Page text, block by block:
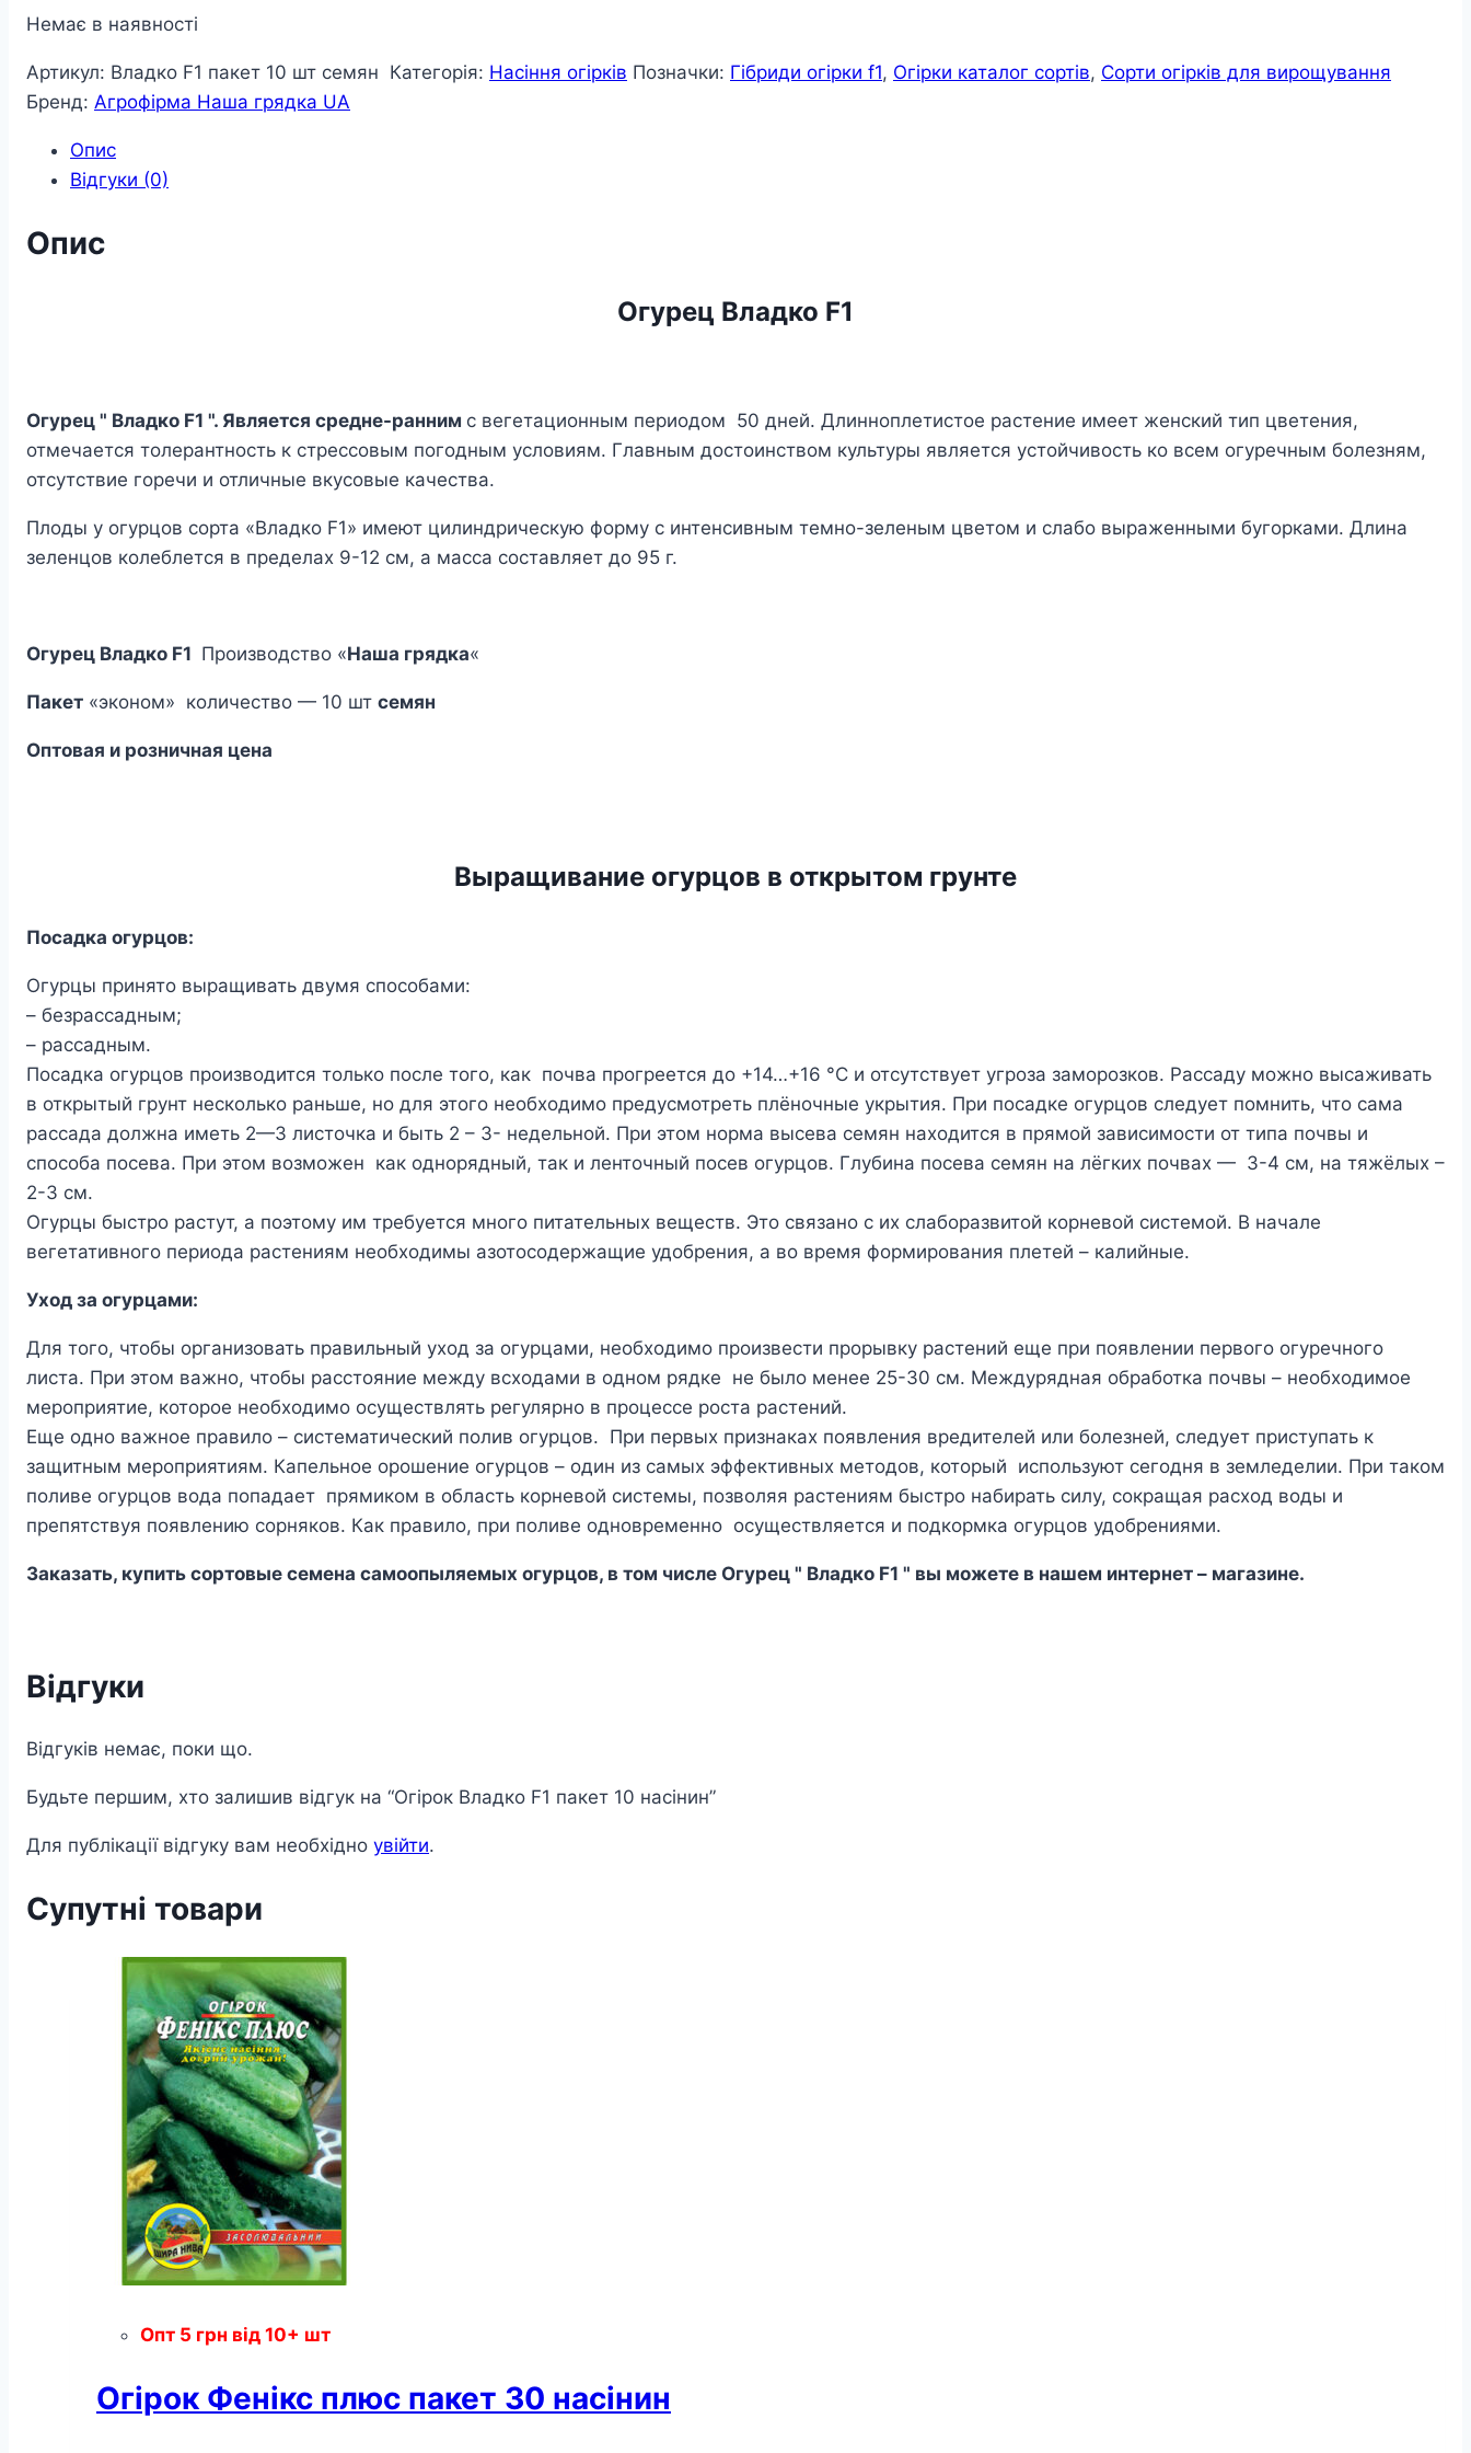
Немає в наявності
Артикул: Владко F1 пакет 10 шт семян Категорія: Насіння огірків Позначки: Гібриди огірки f1, Огірки каталог сортів, Сорти огірків для вирощування
Бренд: Агрофірма Наша грядка UA
Опис
Відгуки (0)
Опис
Огурец Владко F1
Огурец " Владко F1 ". Является средне-ранним с вегетационным периодом 50 дней. Длинноплетистое растение имеет женский тип цветения,
отмечается толерантность к стрессовым погодным условиям. Главным достоинством культуры является устойчивость ко всем огуречным болезням,
отсутствие горечи и отличные вкусовые качества.
Плоды у огурцов сорта «Владко F1» имеют цилиндрическую форму с интенсивным темно-зеленым цветом и слабо выраженными бугорками. Длина
зеленцов колеблется в пределах 9-12 см, а масса составляет до 95 г.
Огурец Владко F1 Производство «Наша грядка«
Пакет «эконом» количество — 10 шт семян
Оптовая и розничная цена
Выращивание огурцов в открытом грунте
Посадка огурцов:
Огурцы принято выращивать двумя способами:
– безрассадным;
– рассадным.
Посадка огурцов производится только после того, как почва прогреется до +14…+16 °C и отсутствует угроза заморозков. Рассаду можно высаживать
в открытый грунт несколько раньше, но для этого необходимо предусмотреть плёночные укрытия. При посадке огурцов следует помнить, что сама
рассада должна иметь 2—3 листочка и быть 2 – 3- недельной. При этом норма высева семян находится в прямой зависимости от типа почвы и
способа посева. При этом возможен как однорядный, так и ленточный посев огурцов. Глубина посева семян на лёгких почвах — 3-4 см, на тяжёлых –
2-3 см.
Огурцы быстро растут, а поэтому им требуется много питательных веществ. Это связано с их слаборазвитой корневой системой. В начале
вегетативного периода растениям необходимы азотосодержащие удобрения, а во время формирования плетей – калийные.
Уход за огурцами:
Для того, чтобы организовать правильный уход за огурцами, необходимо произвести прорывку растений еще при появлении первого огуречного
листа. При этом важно, чтобы расстояние между всходами в одном рядке не было менее 25-30 см. Междурядная обработка почвы – необходимое
мероприятие, которое необходимо осуществлять регулярно в процессе роста растений.
Еще одно важное правило – систематический полив огурцов. При первых признаках появления вредителей или болезней, следует приступать к
защитным мероприятиям. Капельное орошение огурцов – один из самых эффективных методов, который используют сегодня в земледелии. При таком
поливе огурцов вода попадает прямиком в область корневой системы, позволяя растениям быстро набирать силу, сокращая расход воды и
препятствуя появлению сорняков. Как правило, при поливе одновременно осуществляется и подкормка огурцов удобрениями.
Заказать, купить сортовые семена самоопыляемых огурцов, в том числе Огурец " Владко F1 " вы можете в нашем интернет – магазине.
Відгуки
Відгуків немає, поки що.
Будьте першим, хто залишив відгук на “Огірок Владко F1 пакет 10 насінин”
Для публікації відгуку вам необхідно увійти.
Супутні товари
Опт 5 грн від 10+ шт
Огірок Фенікс плюс пакет 30 насінин